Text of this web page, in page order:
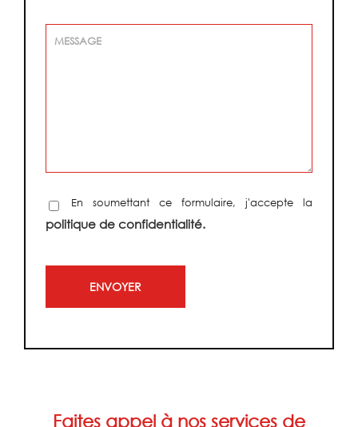
En soumettant ce formulaire, j'accepte la
politique de confidentialité.
Faites appel à nos services de